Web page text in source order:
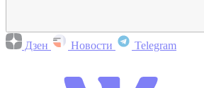
Дзен Новости Telegram